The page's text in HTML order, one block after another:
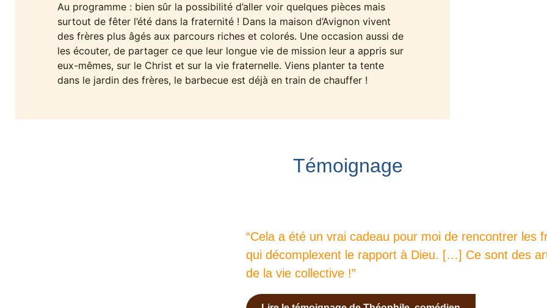
Au programme : bien sûr la possibilité d’aller voir quelques pièces mais
surtout de fêter l’été dans la fraternité ! Dans la maison d’Avignon vivent
des frères plus âgés aux parcours riches et colorés. Une occasion aussi de
les écouter, de partager ce que leur longue vie de mission leur a appris sur
eux-mêmes, sur le Christ et sur la vie fraternelle. Viens planter ta tente
dans le jardin des frères, le barbecue est déjà en train de chauffer !
Témoignage
“Cela a été un vrai cadeau pour moi de rencontrer les
qui décomplexent le rapport à Dieu. […] Ce sont des
de la vie collective !”